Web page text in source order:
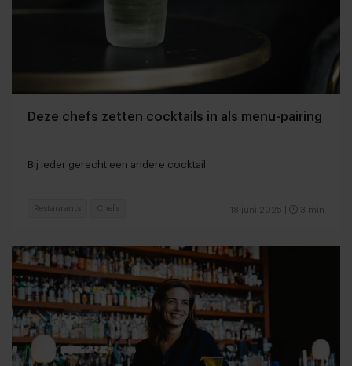
Deze chefs zetten cocktails in als menu-pairing
Bij ieder gerecht een andere cocktail
18 juni 2025 3 min
Restaurants Chefs